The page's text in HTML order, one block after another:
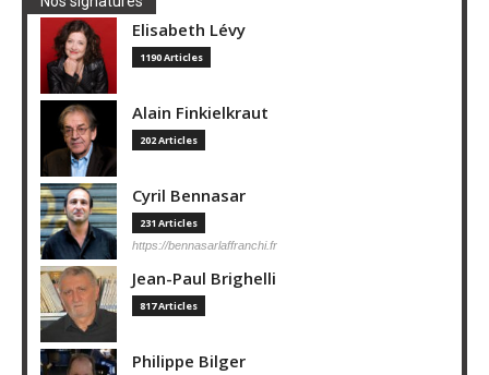
Elisabeth Lévy
1190 Articles
Alain Finkielkraut
202 Articles
Cyril Bennasar
231 Articles
https://bennasarlaffranchi.fr
Jean-Paul Brighelli
817 Articles
Philippe Bilger